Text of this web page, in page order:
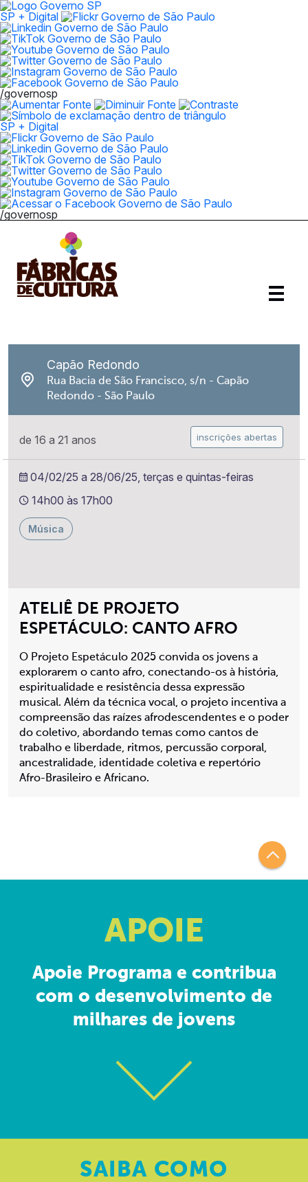
SP + Digital
/governosp
SP + Digital
/governosp
ATELIÊ DE PROJETO
ESPETÁCULO: CANTO AFRO
O Projeto Espetáculo 2025 convida os jovens a
explorarem o canto afro, conectando-os à história,
espiritualidade e resistência dessa expressão
musical. Além da técnica vocal, o projeto incentiva a
compreensão das raízes afrodescendentes e o poder
do coletivo, abordando temas como cantos de
trabalho e liberdade, ritmos, percussão corporal,
ancestralidade, identidade coletiva e repertório
Afro-Brasileiro e Africano.
Capão Redondo
Rua Bacia de São Francisco, s/n - Capão
Redondo - São Paulo
de 16 a 21 anos inscrições abertas
04/02/25 a 28/06/25, terças e quintas-feiras
14h00 às 17h00
Música
APOIE
Apoie Programa e contribua
com o desenvolvimento de
milhares de jovens
SAIBA COMO